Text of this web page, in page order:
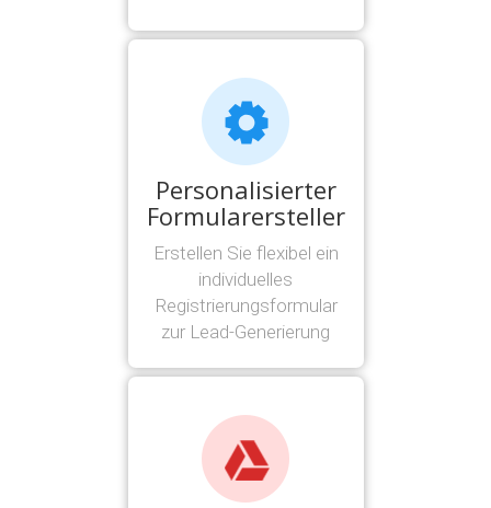
Personalisierter
Formularersteller
Erstellen Sie flexibel ein
individuelles
Registrierungsformular
zur Lead-Generierung